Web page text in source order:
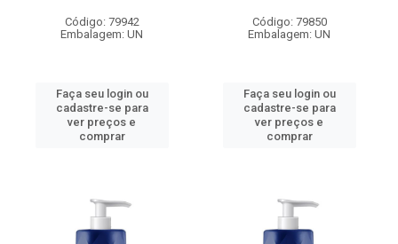
Código: 79942
Embalagem: UN
Faça seu login ou
cadastre-se para
ver preços e
comprar
Código: 79850
Embalagem: UN
Faça seu login ou
cadastre-se para
ver preços e
comprar